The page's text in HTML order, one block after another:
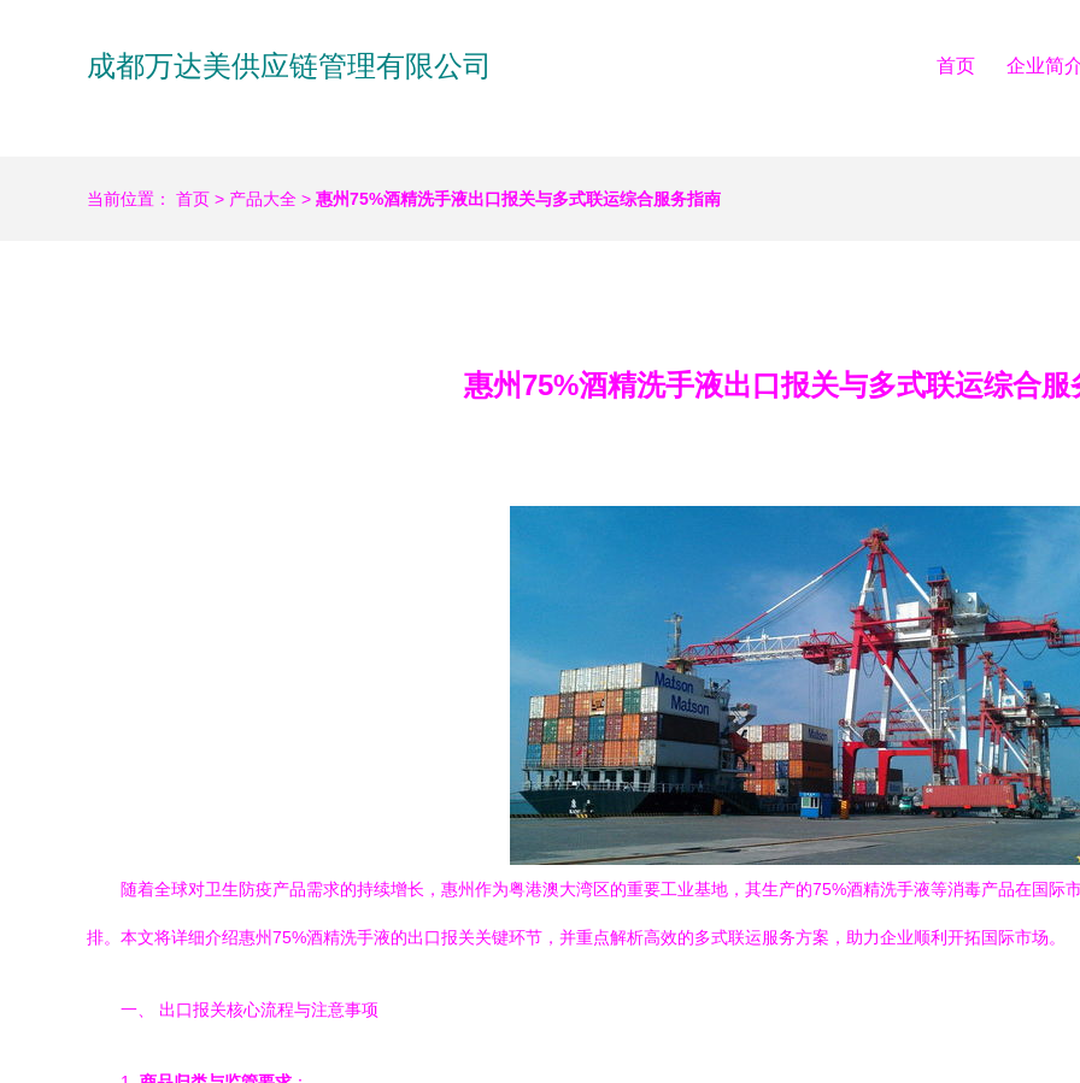
成都万达美供应链管理有限公司 首页 企业简
当前位置： 首页 > 产品大全 > 惠州75%酒精洗手液出口报关与多式联运综合服务指南
惠州75%酒精洗手液出口报关与多式联运综合服
随着全球对卫生防疫产品需求的持续增长，惠州作为粤港澳大湾区的重要工业基地，其生产的75%酒精洗手液等消毒产品在国际
排。本文将详细介绍惠州75%酒精洗手液的出口报关关键环节，并重点解析高效的多式联运服务方案，助力企业顺利开拓国际市场。
一、 出口报关核心流程与注意事项